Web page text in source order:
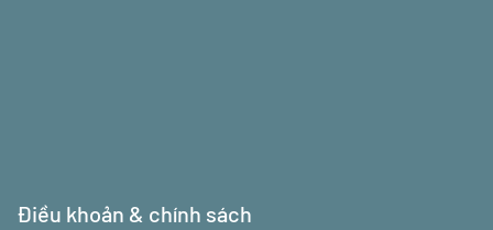
Điều khoản & chính sách